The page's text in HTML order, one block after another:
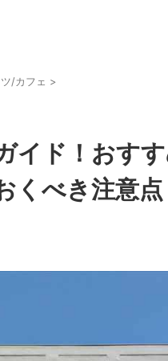
/カフェ >
イド！おす
くべき注意点